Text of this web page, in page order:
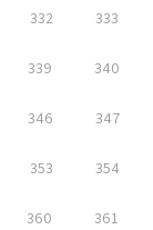
332 333
339 340
346 347
353 354
360 361